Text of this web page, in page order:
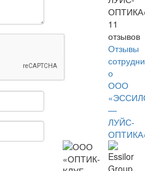
11
отзывов
Отзывы
о
ООО
—
ЛУЙС-